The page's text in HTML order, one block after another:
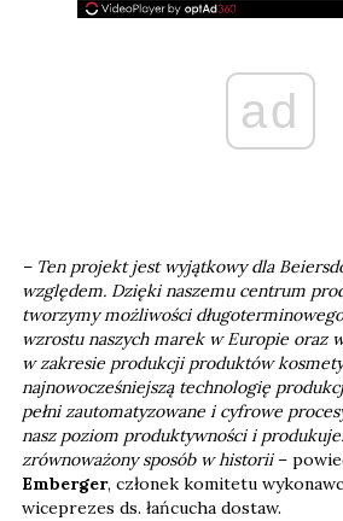
ad
– Ten projekt jest wyjątkowy dla
względem. Dzięki naszemu centrum
tworzymy możliwości
wzrostu naszych marek w Europie oraz
w zakresie produkcji produktów
najnowocześniejszą technologię
pełni zautomatyzowane i cyfrowe
nasz poziom produktywności i
zrównoważony sposób w historii –
Emberger, członek komitetu
wiceprezes ds. łańcucha dostaw.